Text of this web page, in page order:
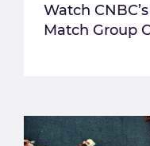
Watch
Match Group